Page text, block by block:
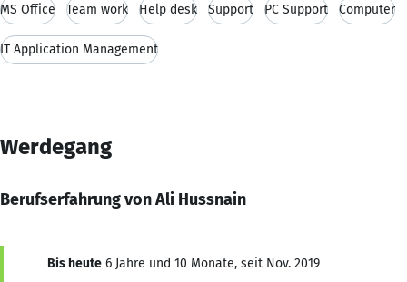
MS Office Team work Help desk Support PC Support Computer
IT Application Management
Werdegang
Berufserfahrung von Ali Hussnain
Bis heute 6 Jahre und 10 Monate, seit Nov. 2019